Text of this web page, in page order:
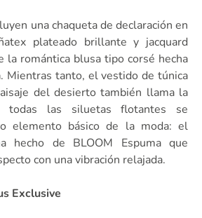
una chaqueta de declaración en
plateado brillante y jacquard
la romántica blusa tipo corsé hecha
Mientras tanto, el vestido de túnica
del desierto también llama la
todas las siluetas flotantes se
elemento básico de la moda: el
hecho de BLOOM Espuma que
con una vibración relajada.
Exclusive